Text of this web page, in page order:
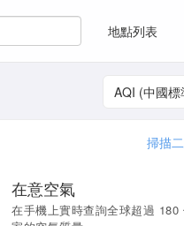
地點列表
AQI (中國標
掃描
在意空氣
在手機上實時查詢全球超過 180